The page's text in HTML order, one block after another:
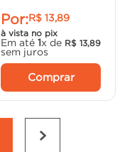
Por:R$ 13,89
à vista no pix
Em até 1x de R$ 13,89
sem juros
Comprar